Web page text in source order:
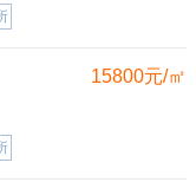
15800元/㎡